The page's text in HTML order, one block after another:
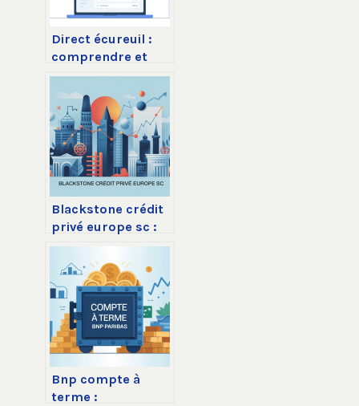
Direct écureuil :
comprendre et
optimiser votre
espace client
caisse d’épargne
Blackstone crédit
privé europe sc :
fonctionnement,
rendement et
risques à
connaître
Bnp compte à
terme :